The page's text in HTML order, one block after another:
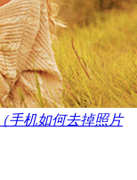
手机如何去掉照片